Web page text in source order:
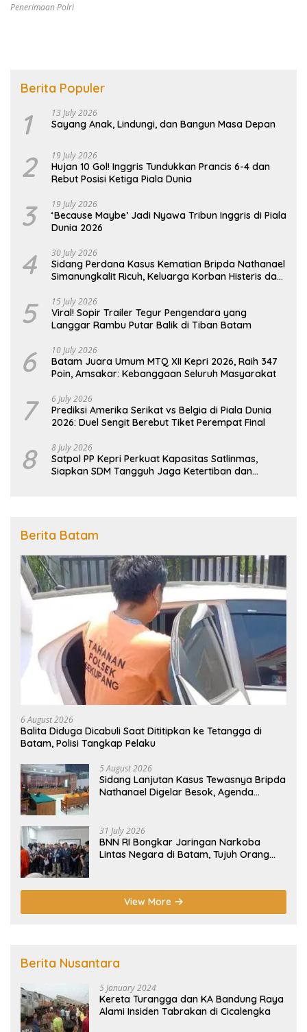
Penerimaan Polri
Berita Populer
1 13 July 2026
Sayang Anak, Lindungi, dan Bangun Masa Depan
2 19 July 2026
Hujan 10 Gol! Inggris Tundukkan Prancis 6-4 dan
Rebut Posisi Ketiga Piala Dunia
3 19 July 2026
‘Because Maybe’ Jadi Nyawa Tribun Inggris di Piala
Dunia 2026
4 30 July 2026
Sidang Perdana Kasus Kematian Bripda Nathanael
Simanungkalit Ricuh, Keluarga Korban Histeris dan
5 15 July 2026
Viral! Sopir Trailer Tegur Pengendara yang
Langgar Rambu Putar Balik di Tiban Batam
6 10 July 2026
Batam Juara Umum MTQ XII Kepri 2026, Raih 347
Poin, Amsakar: Kebanggaan Seluruh Masyarakat
7 6 July 2026
Prediksi Amerika Serikat vs Belgia di Piala Dunia
2026: Duel Sengit Berebut Tiket Perempat Final
8 8 July 2026
Satpol PP Kepri Perkuat Kapasitas Satlinmas,
Siapkan SDM Tangguh Jaga Ketertiban dan
Berita Batam
6 August 2026
Balita Diduga Dicabuli Saat Dititipkan ke Tetangga di
Batam, Polisi Tangkap Pelaku
5 August 2026
Sidang Lanjutan Kasus Tewasnya Bripda
Nathanael Digelar Besok, Agenda
31 July 2026
BNN RI Bongkar Jaringan Narkoba
Lintas Negara di Batam, Tujuh Orang
View More
Berita Nusantara
5 January 2024
Kereta Turangga dan KA Bandung Raya
Alami Insiden Tabrakan di Cicalengka